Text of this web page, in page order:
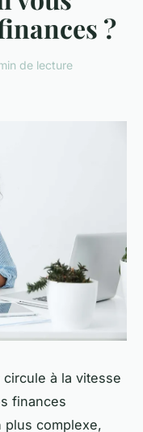
?
de lecture
à la vitesse
finances
complexe,